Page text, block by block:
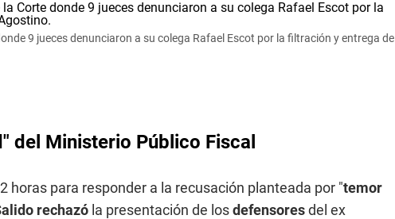
9 jueces denunciaron a su colega Rafael Escot por la filtración y entrega de
del Ministerio Público Fiscal
horas para responder a la recusación planteada por "temor
rechazó la presentación de losdefensoresdel ex